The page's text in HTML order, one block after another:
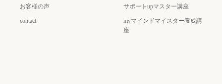
お客様の声
contact
サポートupマスター講座
myマインドマイスター養成講
座